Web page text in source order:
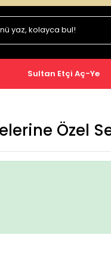
Sultan Etçi Aç-Ye
Özel